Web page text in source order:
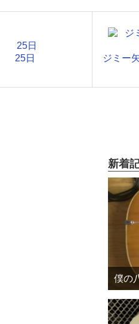
日 ジミー
新着
僕の